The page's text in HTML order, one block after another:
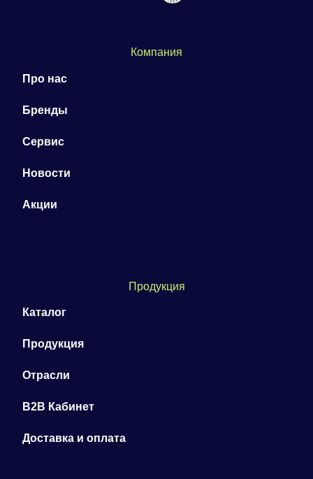
Компания
Про нас
Бренды
Сервис
Новости
Акции
Продукция
Каталог
Продукция
Отрасли
B2B Кабинет
Доставка и оплата